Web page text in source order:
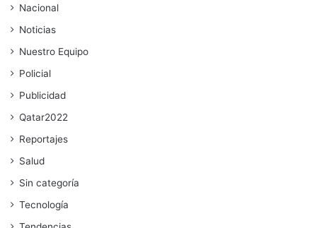
Nacional
Noticias
Nuestro Equipo
Policial
Publicidad
Qatar2022
Reportajes
Salud
Sin categoría
Tecnología